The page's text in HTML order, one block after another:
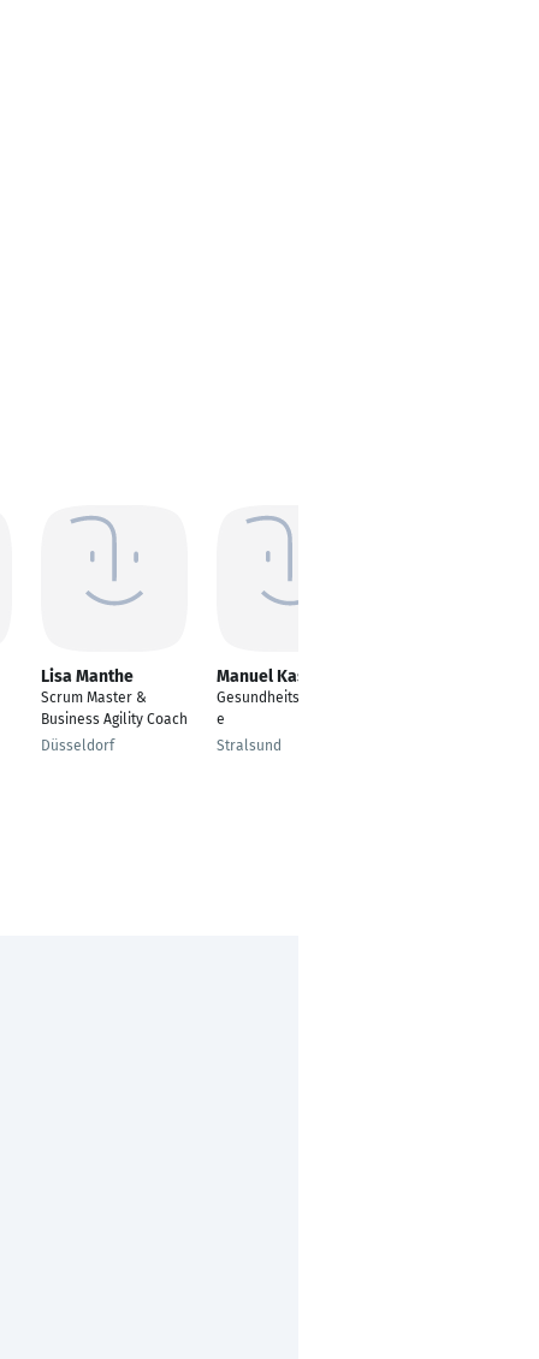
Lisa Manthe
Scrum Master &
Business Agility Coach
Düsseldorf
Manuel Kasch
Gesundheitsökonomi
e
Stralsund